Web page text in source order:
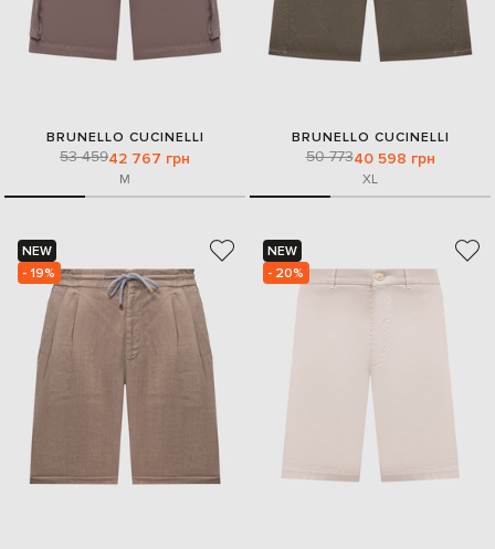
BRUNELLO CUCINELLI
53 45942 767 грн
M
BRUNELLO CUCINELLI
50 77340 598 грн
XL
NEW
- 19%
NEW
- 20%